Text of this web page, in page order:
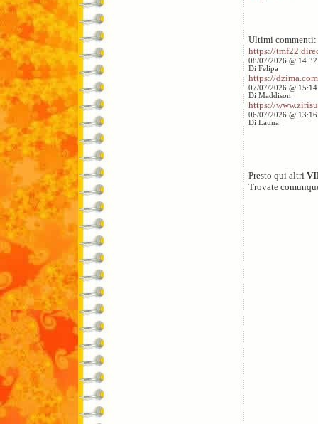
Ultimi commenti:
https://
08/07/2026 @
Di Felipa
https://
07/07/2026 @
Di Maddison
https://
06/07/2026 @
Di Launa
Presto qui altri
Trovate